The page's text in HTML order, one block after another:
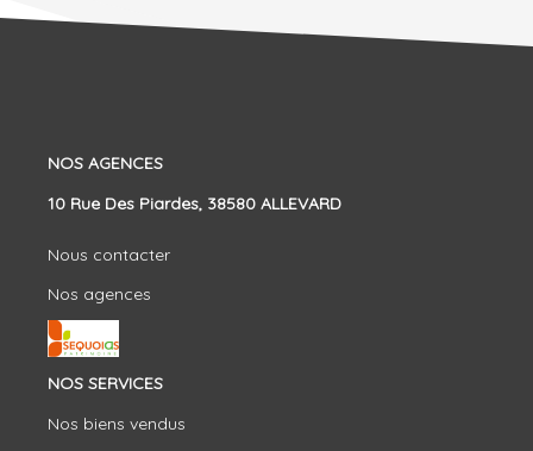
NOS AGENCES
10 Rue Des Piardes, 38580 ALLEVARD
Nous contacter
Nos agences
NOS SERVICES
Nos biens vendus